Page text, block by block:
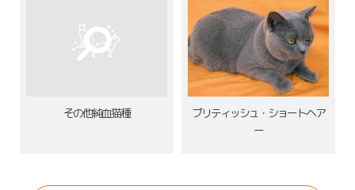
その他純血猫種
ブリティッシュ・ショートヘア
ー